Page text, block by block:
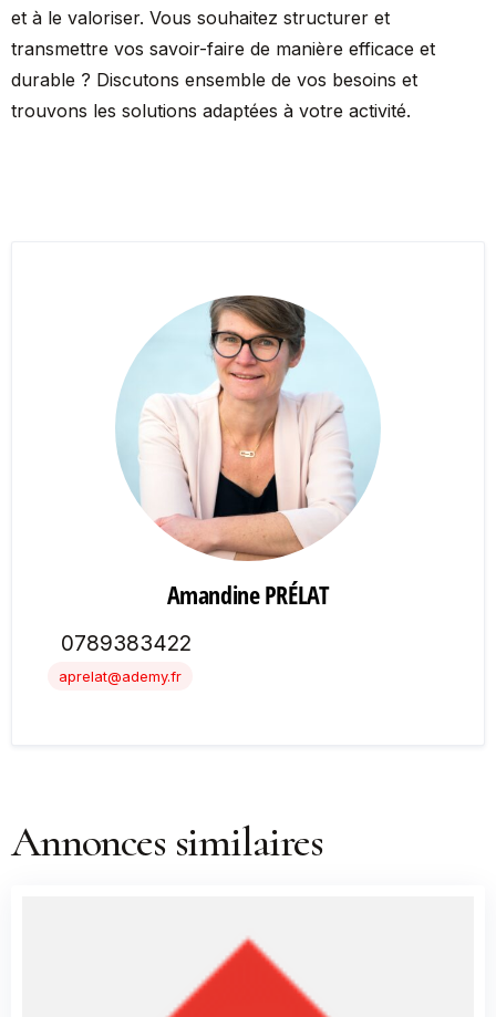
et à le valoriser. Vous souhaitez structurer et
transmettre vos savoir-faire de manière efficace et
durable ? Discutons ensemble de vos besoins et
trouvons les solutions adaptées à votre activité.
Amandine PRÉLAT
0789383422
aprelat@ademy.fr
Annonces similaires